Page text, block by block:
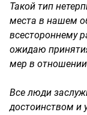
Такой тип
места в нашем
всестороннему
ожидаю
мер в отношении
Все люди
достоинством и